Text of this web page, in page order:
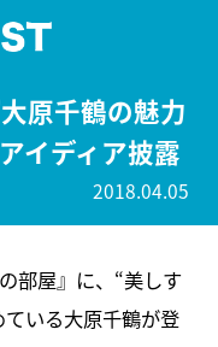
原千鶴の魅力
イディア披露
2018.04.05
部屋』に、“美しす
いる大原千鶴が登